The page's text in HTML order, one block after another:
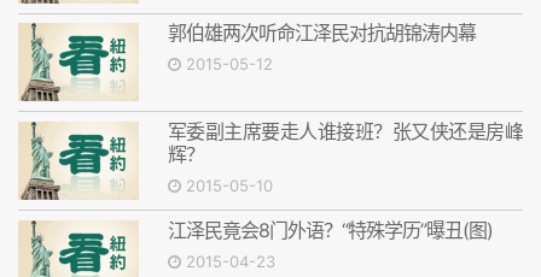
郭伯雄两次听命江泽民对抗胡锦涛内幕
2015-05-12
军委副主席要走人谁接班？张又侠还是房峰
辉？
2015-05-10
江泽民竟会8门外语？“特殊学历”曝丑(图)
2015-04-23